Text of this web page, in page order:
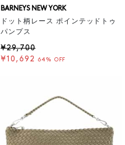
BARNEYS NEW YORK
ドット柄レース ポインテッドトゥ
パンプス
¥29,700
¥10,692
64% OFF